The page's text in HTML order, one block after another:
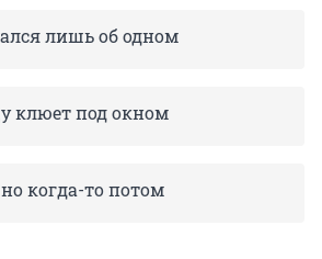
лишь об одном
клюет под окном
когда-то потом